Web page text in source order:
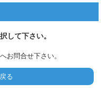
して下さい。
お問合せ下さい。
る